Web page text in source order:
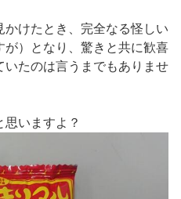
けたとき、完全なる怪しい
）となり、驚きと共に歓喜
たのは言うまでもありませ
いますよ？